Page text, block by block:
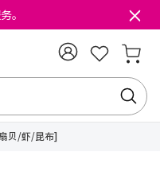
。
贝/虾/昆布]